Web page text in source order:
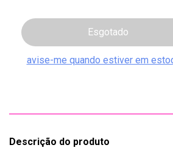
Descrição do produto